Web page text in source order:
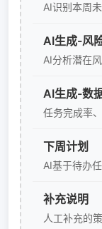
AI识别本周
AI生成-风
AI分析潜在
AI生成-数
任务完成率
下周计划
AI基于待办
补充说明
人工补充的